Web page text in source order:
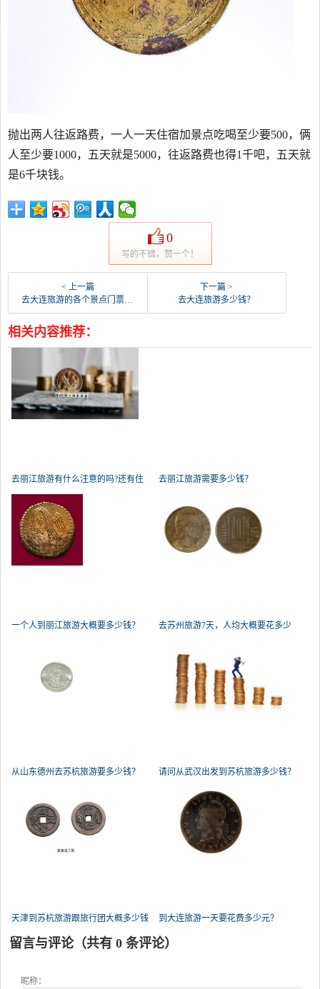
抛出两人往返路费，一人一天住宿加景点吃喝至少要500，俩
人至少要1000，五天就是5000，往返路费也得1千吧，五天就
是6千块钱。
0
写的不错，赞一个！
< 上一篇
去大连旅游的各个景点门票都需要多少钱？
下一篇 >
去大连旅游多少钱？
相关内容推荐：
去丽江旅游有什么注意的吗?还有住 去丽江旅游需要多少钱？
一个人到丽江旅游大概要多少钱？
去苏州旅游7天，人均大概要花多少
从山东德州去苏杭旅游要多少钱？ 请问从武汉出发到苏杭旅游多少钱？
天津到苏杭旅游跟旅行团大概多少钱 到大连旅游一天要花费多少元？
留言与评论（共有 0 条评论）
昵称：